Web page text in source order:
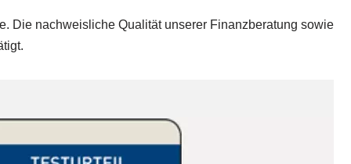
Die nachweisliche Qualität unserer Finanzberatung sowie